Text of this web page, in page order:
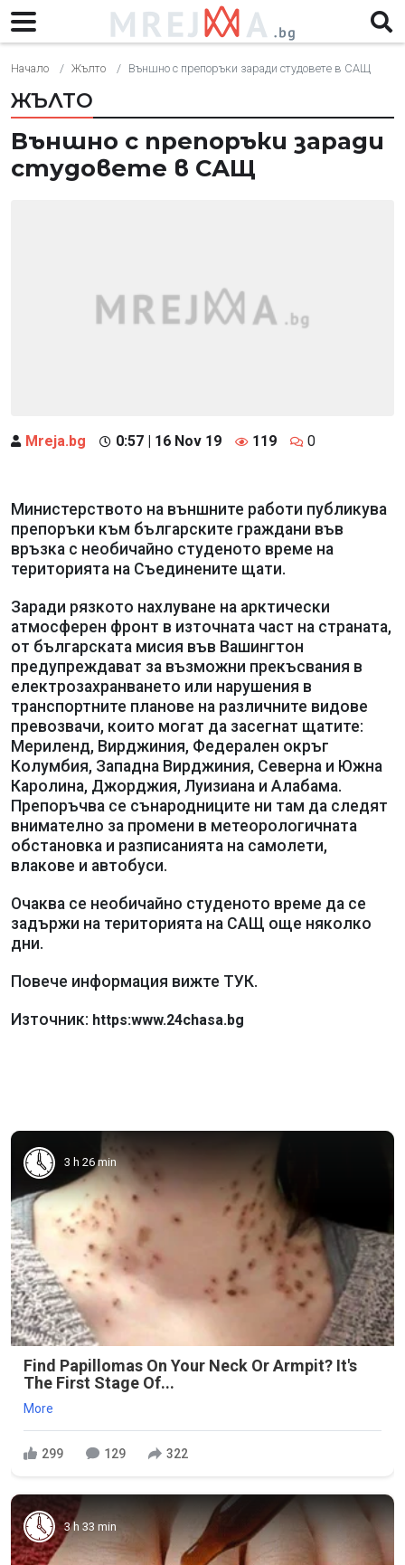
Начало Жълто Външно с препоръки заради студовете в САЩ
ЖЪЛТО
Външно с препоръки заради
студовете в САЩ
Mreja.bg 0:57 | 16 Nov 19 119 0
Министерството на външните работи публикува
препоръки към българските граждани във
връзка с необичайно студеното време на
територията на Съединените щати.
Заради рязкото нахлуване на арктически
атмосферен фронт в източната част на страната,
от българската мисия във Вашингтон
предупреждават за възможни прекъсвания в
електрозахранването или нарушения в
транспортните планове на различните видове
превозвачи, които могат да засегнат щатите:
Мериленд, Вирджиния, Федерален окръг
Колумбия, Западна Вирджиния, Северна и Южна
Каролина, Джорджия, Луизиана и Алабама.
Препоръчва се сънародниците ни там да следят
внимателно за промени в метеорологичната
обстановка и разписанията на самолети,
влакове и автобуси.
Очаква се необичайно студеното време да се
задържи на територията на САЩ още няколко
дни.
Повече информация вижте ТУК.
Източник: https:www.24chasa.bg
3 h 26 min
Find Papillomas On Your Neck Or Armpit? It's
The First Stage Of...
More
299 129 322
3 h 33 min